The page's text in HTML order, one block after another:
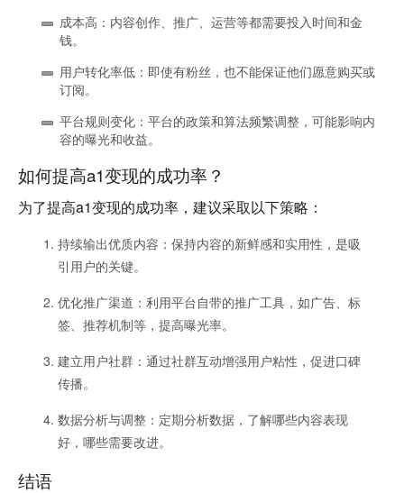
成本高 ：内容创作、推广、运营等都需要投入时间和金
钱。
用户转化率低 ：即使有粉丝，也不能保证他们愿意购买或
订阅。
平台规则变化 ：平台的政策和算法频繁调整，可能影响内
容的曝光和收益。
如何提高a1变现的成功率？
为了提高a1变现的成功率，建议采取以下策略：
持续输出优质内容 ：保持内容的新鲜感和实用性，是吸
引用户的关键。
优化推广渠道 ：利用平台自带的推广工具，如广告、标
签、推荐机制等，提高曝光率。
建立用户社群 ：通过社群互动增强用户粘性，促进口碑
传播。
数据分析与调整 ：定期分析数据，了解哪些内容表现
好，哪些需要改进。
结语